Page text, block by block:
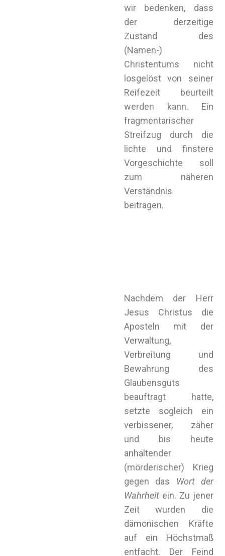
wir bedenken, dass
der derzeitige
Zustand des
(Namen-)
Christentums nicht
losgelöst von seiner
Reifezeit beurteilt
werden kann. Ein
fragmentarischer
Streifzug durch die
lichte und finstere
Vorgeschichte soll
zum näheren
Verständnis
beitragen.
Nachdem der Herr
Jesus Christus die
Aposteln mit der
Verwaltung,
Verbreitung und
Bewahrung des
Glaubensguts
beauftragt hatte,
setzte sogleich ein
verbissener, zäher
und bis heute
anhaltender
(mörderischer) Krieg
gegen das Wort der
Wahrheit ein. Zu jener
Zeit wurden die
dämonischen Kräfte
auf ein Höchstmaß
entfacht. Der Feind